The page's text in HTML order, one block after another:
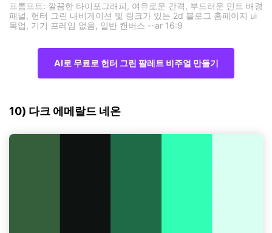
프롬프트: 깔끔한 타이포그래피, 여유로운 간격, 부드러운 민트 배경
패널, 헌터 그린 내비게이션 및 링크가 있는 2d 블로그 홈페이지 ui
목업, 기기 프레임 없음, 일반 캔버스 --ar 16:9
AI로 무료로 헌터 그린 팔레트 비주얼 만들기
10) 다크 에메랄드 네온